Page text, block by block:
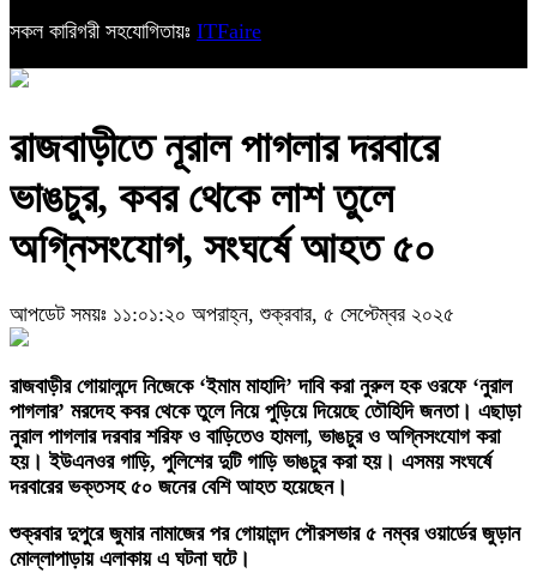
সকল কারিগরী সহযোগিতায়ঃ ITFaire
রাজবাড়ীতে নূরাল পাগলার দরবারে
ভাঙচুর, কবর থেকে লাশ তুলে
অগ্নিসংযোগ, সংঘর্ষে আহত ৫০
আপডেট সময়ঃ ১১:০১:২০ অপরাহ্ন, শুক্রবার, ৫ সেপ্টেম্বর ২০২৫
রাজবাড়ীর গোয়ালন্দে নিজেকে ‘ইমাম মাহাদি’ দাবি করা নুরুল হক ওরফে ‘নুরাল
পাগলার’ মরদেহ কবর থেকে তুলে নিয়ে পুড়িয়ে দিয়েছে তৌহিদি জনতা। এছাড়া
নুরাল পাগলার দরবার শরিফ ও বাড়িতেও হামলা, ভাঙচুর ও অগ্নিসংযোগ করা
হয়। ইউএনওর গাড়ি, পুলিশের দুটি গাড়ি ভাঙচুর করা হয়। এসময় সংঘর্ষে
দরবারের ভক্তসহ ৫০ জনের বেশি আহত হয়েছেন।
শুক্রবার দুপুরে জুমার নামাজের পর গোয়ালন্দ পৌরসভার ৫ নম্বর ওয়ার্ডের জুড়ান
মোল্লাপাড়ায় এলাকায় এ ঘটনা ঘটে।